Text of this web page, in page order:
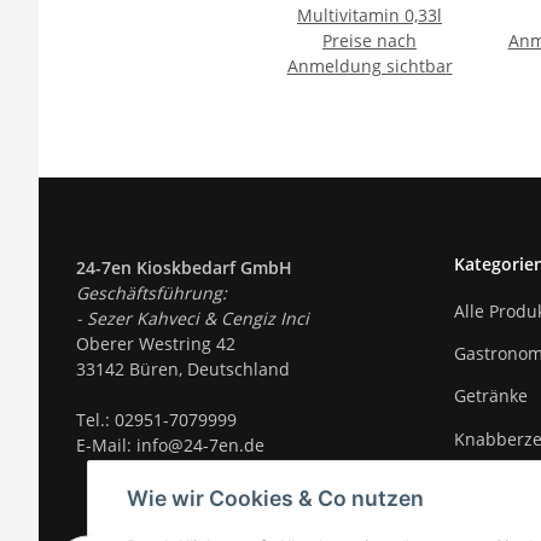
Wie wir Cookies & Co nutzen
Multivitamin 0,33l
Preise nach
Anmeldung sichtbar
24-7en Kioskbedarf GmbH
Geschäftsführung:
- Sezer Kahveci & Cengiz Inci
Oberer Westring 42
33142 Büren, Deutschland
Tel.: 02951-7079999
E-Mail: info@24-7en.de
Alle
Getränke